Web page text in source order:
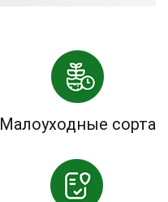
Малоуходные сорта